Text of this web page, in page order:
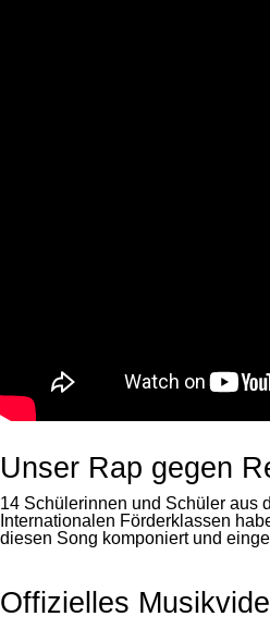
Unser Rap gegen
14 Schülerinnen und Schüler aus
Internationalen Förderklassen
diesen Song komponiert und
Offizielles